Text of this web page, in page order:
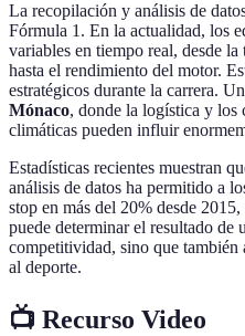
La recopilación y análisis de
Fórmula 1. En la actualidad, los
variables en tiempo real, desde
hasta el rendimiento del motor.
estratégicos durante la carrera.
Mónaco, donde la logística y los
climáticas pueden influir
Estadísticas recientes muestran
análisis de datos ha permitido a
stop en más del 20% desde
puede determinar el resultado de
competitividad, sino que
al deporte.
📺 Recurso Video